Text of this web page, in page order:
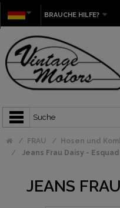
BRAUCHE HILFE?
FRAU Hosen und
Jeans Frau Daisy - Esquad
JEANS